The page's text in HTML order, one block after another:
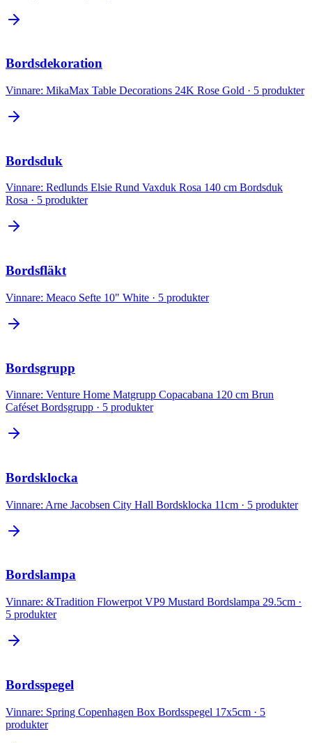
Bordsdekoration
Vinnare: MikaMax Table Decorations 24K Rose Gold · 5 produkter
Bordsduk
Vinnare: Redlunds Elsie Rund Vaxduk Rosa 140 cm Bordsduk
Rosa · 5 produkter
Bordsfläkt
Vinnare: Meaco Sefte 10" White · 5 produkter
Bordsgrupp
Vinnare: Venture Home Matgrupp Copacabana 120 cm Brun
Caféset Bordsgrupp · 5 produkter
Bordsklocka
Vinnare: Arne Jacobsen City Hall Bordsklocka 11cm · 5 produkter
Bordslampa
Vinnare: &Tradition Flowerpot VP9 Mustard Bordslampa 29.5cm ·
5 produkter
Bordsspegel
Vinnare: Spring Copenhagen Box Bordsspegel 17x5cm · 5
produkter